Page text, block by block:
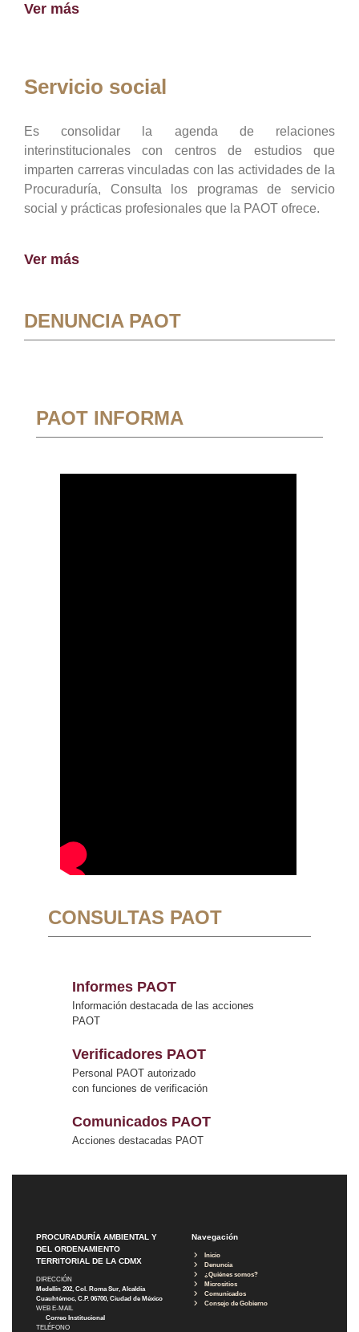
Ver más
Servicio social
Es consolidar la agenda de relaciones
interinstitucionales con centros de estudios que
imparten carreras vinculadas con las actividades de la
Procuraduría, Consulta los programas de servicio
social y prácticas profesionales que la PAOT ofrece.
Ver más
DENUNCIA PAOT
PAOT INFORMA
CONSULTAS PAOT
Informes PAOT
Información destacada de las acciones
PAOT
Verificadores PAOT
Personal PAOT autorizado
con funciones de verificación
Comunicados PAOT
Acciones destacadas PAOT
PROCURADURÍA AMBIENTAL Y
DEL ORDENAMIENTO
TERRITORIAL DE LA CDMX
DIRECCIÓN
Medellín 202, Col. Roma Sur, Alcaldía
Cuauhtémoc, C.P. 06700, Ciudad de México
WEB E-MAIL
Correo Institucional
TELÉFONO
Navegación
Inicio
Denuncia
¿Quiénes somos?
Micrositios
Comunicados
Consejo de Gobierno